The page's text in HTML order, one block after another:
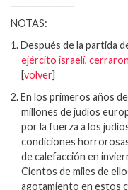
NOTAS:
1.Después de la partida
ejército israelí,
[volver]
2.En los primeros años
millones de judíos
por la fuerza a los
condiciones
de calefacción en
Cientos de miles de
agotamiento en estos